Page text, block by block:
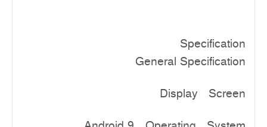
Specification
General Specification
Display Screen